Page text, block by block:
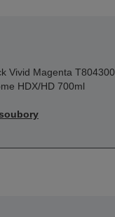
Vivid Magenta T804300
HDX/HD 700ml